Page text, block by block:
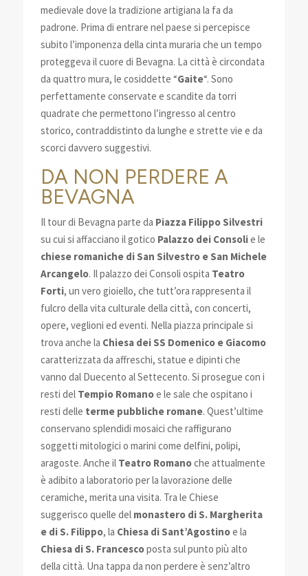
medievale dove la tradizione artigiana la fa da
padrone. Prima di entrare nel paese si percepisce
subito l’imponenza della cinta muraria che un tempo
proteggeva il cuore di Bevagna. La città è circondata
da quattro mura, le cosiddette “Gaite“. Sono
perfettamente conservate e scandite da torri
quadrate che permettono l’ingresso al centro
storico, contraddistinto da lunghe e strette vie e da
scorci davvero suggestivi.
DA NON PERDERE A
BEVAGNA
Il tour di Bevagna parte da Piazza Filippo Silvestri
su cui si affacciano il gotico Palazzo dei Consolie le
chiese romaniche di San Silvestro e San Michele
Arcangelo. Il palazzo dei Consoli ospita Teatro
Forti, un vero gioiello, che tutt’ora rappresenta il
fulcro della vita culturale della città, con concerti,
opere, veglioni ed eventi. Nella piazza principale si
trova anche la Chiesa dei SS Domenico e Giacomo
caratterizzata da affreschi, statue e dipinti che
vanno dal Duecento al Settecento. Si prosegue con i
resti del Tempio Romanoe le sale che ospitano i
resti delle terme pubbliche romane. Quest’ultime
conservano splendidi mosaici che raffigurano
soggetti mitologici o marini come delfini, polipi,
aragoste. Anche il Teatro Romanoche attualmente
è adibito a laboratorio per la lavorazione delle
ceramiche, merita una visita. Tra le Chiese
suggerisco quelle del monastero di S. Margherita
e di S. Filippo, la Chiesa di Sant’Agostinoe la
Chiesa di S. Francescoposta sul punto più alto
della città. Una tappa da non perdere è senz’altro